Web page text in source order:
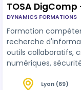
TOSA
DYNAMICS FORMATIONS
Formation
recherche
outils collaboratifs,
numériques,
RS6893 (551-725 pts).
Lyon (69)